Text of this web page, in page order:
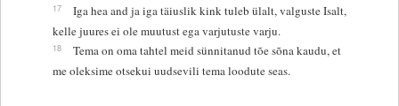
17
Iga hea and ja iga täiuslik kink tuleb ülalt, valguste Isalt,
kelle juures ei ole muutust ega varjutuste varju.
18
Tema on oma tahtel meid sünnitanud tõe sõna kaudu, et
me oleksime otsekui uudsevili tema loodute seas.